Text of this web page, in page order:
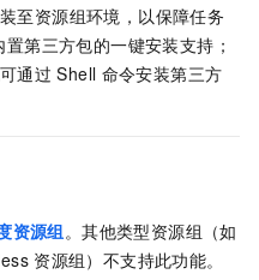
至资源组环境，以保障任务
第三方包的一键安装支持；
通过 Shell 命令安装第三方
资源组。其他类型资源组（如
资源组）不支持此功能。